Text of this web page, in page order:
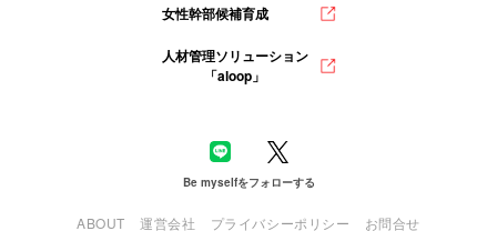
女性幹部候補育成
人材管理ソリューション
「aloop」
Be myselfをフォローする
ABOUT 運営会社 プライバシーポリシー お問合せ